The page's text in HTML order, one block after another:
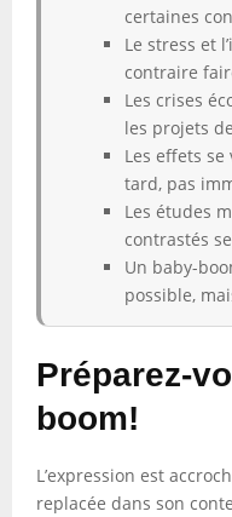
certaines
Le stress et
contraire
Les crises
les projets
Les effets
tard, pas
Les études
contrastés
Un baby-
possible,
Préparez-
boom!
L’expression est
replacée dans son